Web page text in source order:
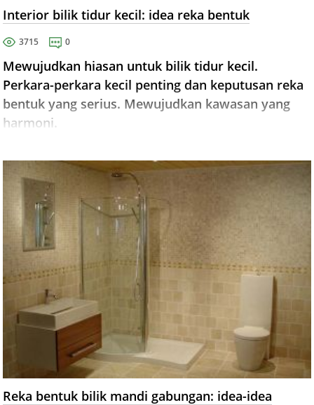
Interior bilik tidur kecil: idea reka bentuk
3715 0
Mewujudkan hiasan untuk bilik tidur kecil.
Perkara-perkara kecil penting dan keputusan reka
bentuk yang serius. Mewujudkan kawasan yang
harmoni.
Reka bentuk bilik mandi gabungan: idea-idea